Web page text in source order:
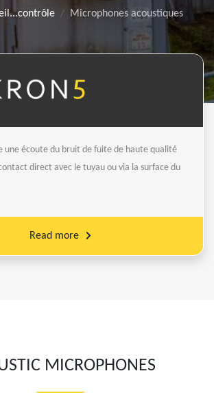
Microphones acoustiques
une écoute du bruit de fuite de haute qualité
direct avec le tuyau ou via la surface du
Read more
MICROPHONES